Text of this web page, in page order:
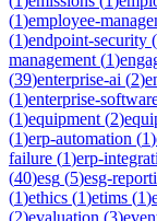
(1)employee-
(1)endpoint-security (
management (1)
(39)enterprise-ai (2)
(1)enterprise-
(1)equipment (2)
(1)erp-automation (1)
failure (1)erp-
(40)esg (5)esg-
(1)ethics (1)etims (1)
(2)evaluation (3)